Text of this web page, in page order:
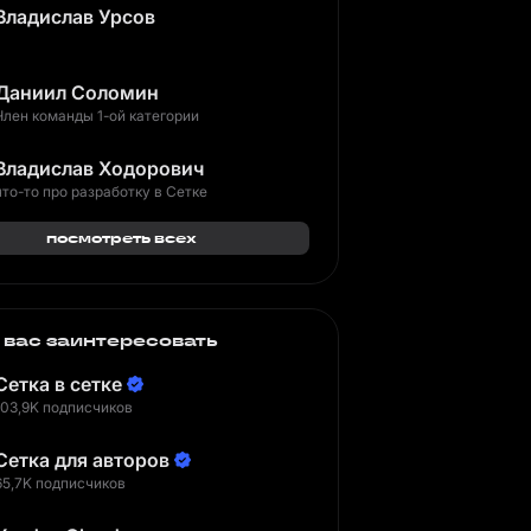
Урсов
Соломин
команды 1-ой категории
Ходорович
то про разработку в Сетке
посмотреть всех
заинтересовать
в сетке
подписчиков
для авторов
подписчиков